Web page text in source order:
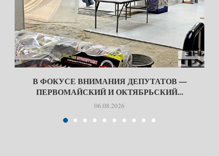
В ФОКУСЕ ВНИМАНИЯ ДЕПУТАТОВ —
ПЕРВОМАЙСКИЙ И ОКТЯБРЬСКИЙ...
06.08.2026